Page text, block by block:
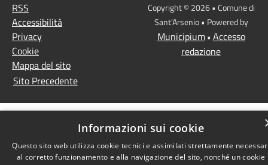
RSS
Accessibilità
Privacy
Cookie
Mappa del sito
Sito Precedente
Copyright © 2026 • Comune di
Sant'Arsenio • Powered by
Municipium• Accesso
redazione
Informazioni sui cookie
Questo sito web utilizza cookie tecnici e assimilati strettamente
al corretto funzionamento e alla navigazione del sito, nonché un cookie